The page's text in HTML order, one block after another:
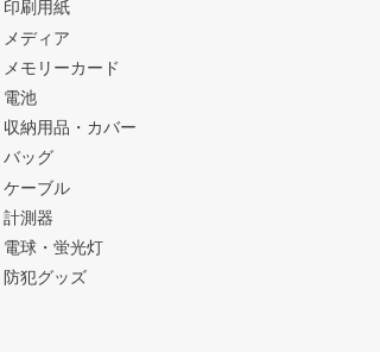
印刷用紙
メディア
メモリーカード
電池
収納用品・カバー
バッグ
ケーブル
計測器
電球・蛍光灯
防犯グッズ